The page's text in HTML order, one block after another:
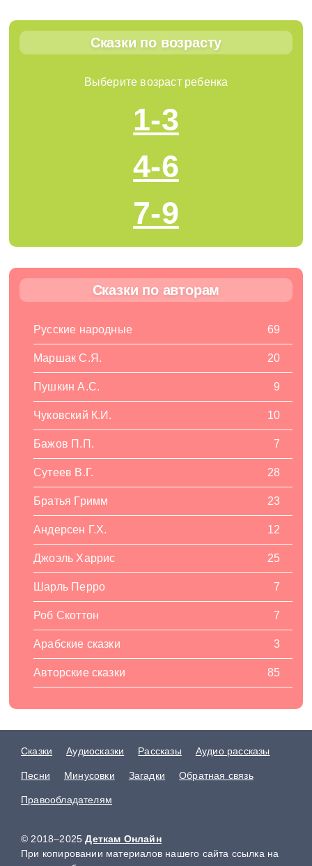
Сказки по возрасту
Выберите возраст ребенка
1-3
4-6
7-9
Сказки по авторам
Русские народные 69
Маршак С.Я. 20
Пушкин А.С. 9
Чуковский К.И. 10
Бажов П.П. 7
Сутеев В.Г. 28
Братья Гримм 23
Андерсен Г.Х. 12
Джоэль Харрис 25
Шарль Перро 7
Роб Скоттон 7
Арабские сказки 3
Авторские сказки 85
Сказки Аудиосказки Рассказы Аудио рассказы
Песни Минусовки Загадки Обратная связь
Правообладателям
© 2018–2025Деткам Онлайн
При копировании материалов нашего сайта ссылка на